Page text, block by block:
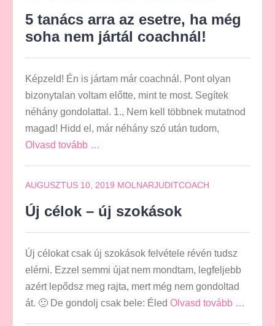
5 tanács arra az esetre, ha még
soha nem jártál coachnál!
Képzeld! Én is jártam már coachnál. Pont olyan
bizonytalan voltam előtte, mint te most. Segítek
néhány gondolattal. 1., Nem kell többnek mutatnod
magad! Hidd el, már néhány szó után tudom,
Olvasd tovább …
AUGUSZTUS 10, 2019 MOLNARJUDITCOACH
Új célok – új szokások
Új célokat csak új szokások felvétele révén tudsz
elérni. Ezzel semmi újat nem mondtam, legfeljebb
azért lepődsz meg rajta, mert még nem gondoltad
át. 🙂 De gondolj csak bele: Éled Olvasd tovább …